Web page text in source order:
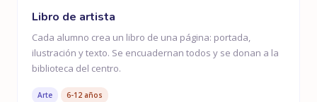
Libro de artista
Cada alumno crea un libro de una página: portada,
ilustración y texto. Se encuadernan todos y se donan a la
biblioteca del centro.
Arte 6-12 años